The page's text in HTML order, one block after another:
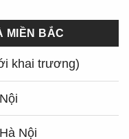
MIỀN BẮC
khai trương)
Nội